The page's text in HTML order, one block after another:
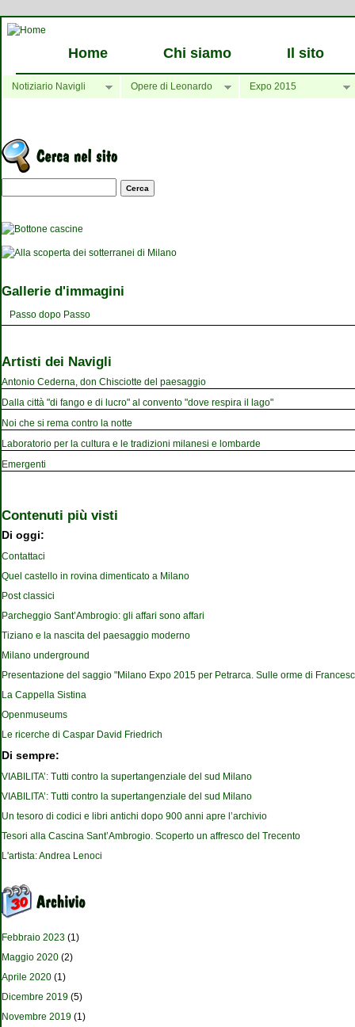
Home Chi siamo Il sito
Notiziario Navigli Opere di Leonardo Expo 2015
Maschera di ricerca
Gallerie d'immagini
Passo dopo Passo
Artisti dei Navigli
Antonio Cederna, don Chisciotte del paesaggio
Dalla città "di fango e di lucro" al convento "dove respira il lago"
Noi che si rema contro la notte
Laboratorio per la cultura e le tradizioni milanesi e lombarde
Emergenti
Contenuti più visti
Di oggi:
Contattaci
Quel castello in rovina dimenticato a Milano
Post classici
Parcheggio Sant’Ambrogio: gli affari sono affari
Tiziano e la nascita del paesaggio moderno
Milano underground
Presentazione del saggio "Milano Expo 2015 per Petrarca. Sulle orme di
La Cappella Sistina
Openmuseums
Le ricerche di Caspar David Friedrich
Di sempre:
VIABILITA’: Tutti contro la supertangenziale del sud Milano
VIABILITA’: Tutti contro la supertangenziale del sud Milano
Un tesoro di codici e libri antichi dopo 900 anni apre l’archivio
Tesori alla Cascina Sant’Ambrogio. Scoperto un affresco del Trecento
L'artista: Andrea Lenoci
Febbraio 2023 (1)
Maggio 2020 (2)
Aprile 2020 (1)
Dicembre 2019 (5)
Novembre 2019 (1)